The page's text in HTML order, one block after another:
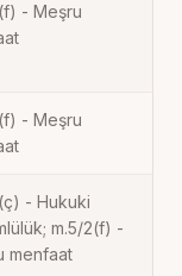
- Meşru
- Meşru
- Hukuki
m.5/2(f) -
menfaat